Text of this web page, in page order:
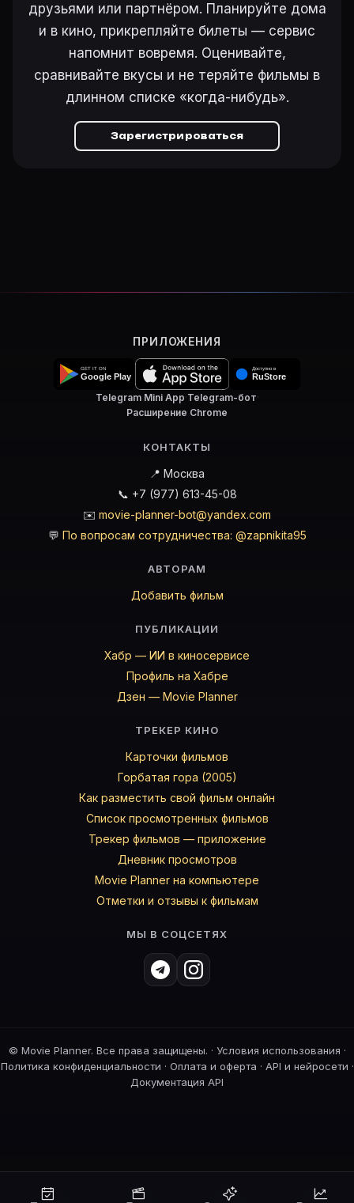
друзьями или партнёром. Планируйте дома
и в кино, прикрепляйте билеты — сервис
напомнит вовремя. Оценивайте,
сравнивайте вкусы и не теряйте фильмы в
длинном списке «когда-нибудь».
Зарегистрироваться
ПРИЛОЖЕНИЯ
Telegram Mini App·Telegram-бот·
Расширение Chrome
КОНТАКТЫ
📍 Москва
📞 +7 (977) 613-45-08
✉️ movie-planner-bot@yandex.com
💬 По вопросам сотрудничества: @zapnikita95
АВТОРАМ
Добавить фильм
ПУБЛИКАЦИИ
Хабр — ИИ в киносервисе
Профиль на Хабре
Дзен — Movie Planner
ТРЕКЕР КИНО
Карточки фильмов
Горбатая гора (2005)
Как разместить свой фильм онлайн
Список просмотренных фильмов
Трекер фильмов — приложение
Дневник просмотров
Movie Planner на компьютере
Отметки и отзывы к фильмам
МЫ В СОЦСЕТЯХ
© Movie Planner. Все права защищены. · Условия использования ·
Политика конфиденциальности · Оплата и оферта · API и нейросети ·
Документация API